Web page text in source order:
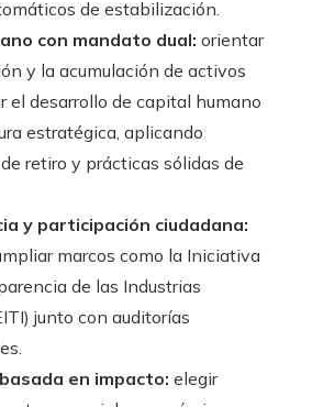
de estabilización.
con mandato dual: orientar
y la acumulación de activos
el desarrollo de capital humano
estratégica, aplicando
retiro y prácticas sólidas de
y participación ciudadana:
marcos como la Iniciativa
de las Industrias
junto con auditorías
en impacto: elegir